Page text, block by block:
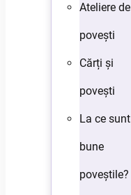
Ateliere de
povești
Cărți și
povești
La ce sunt
bune
poveștile?